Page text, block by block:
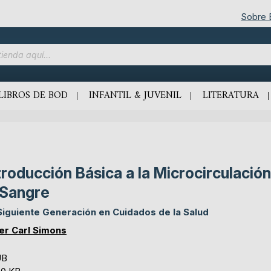
Sobre
DE BOD INFANTIL & JUVENIL LITERATURA
Básica a la
Generación en Cuidados de la Salud
Carl Simons